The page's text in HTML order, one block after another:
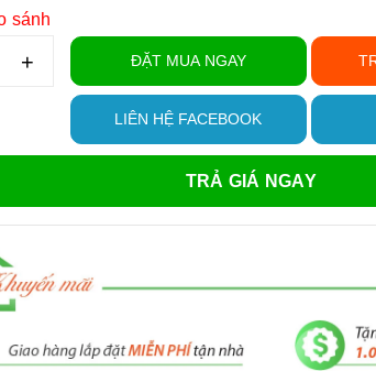
sánh
+ ĐẶT MUA NGAY
LIÊN HỆ FACEBOOK
TRẢ GIÁ NGAY